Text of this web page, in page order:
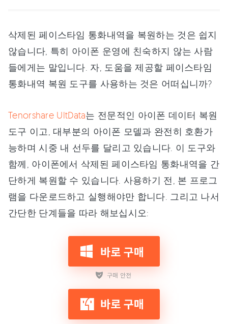
삭제된 페이스타임 통화내역을 복원하는 것은 쉽지
않습니다, 특히 아이폰 운영에 친숙하지 않는 사람
들에게는 말입니다. 자, 도움을 제공할 페이스타임
통화내역 복원 도구를 사용하는 것은 어떠십니까?
Tenorshare UltData는 전문적인 아이폰 데이터 복원
도구 이고, 대부분의 아이폰 모델과 완전히 호환가
능하며 시중 내 선두를 달리고 있습니다. 이 도구와
함께, 아이폰에서 삭제된 페이스타임 통화내역을 간
단하게 복원할 수 있습니다. 사용하기 전, 본 프로그
램을 다운로드하고 실행해야만 합니다. 그리고 나서
간단한 단계들을 따라 해보십시오: